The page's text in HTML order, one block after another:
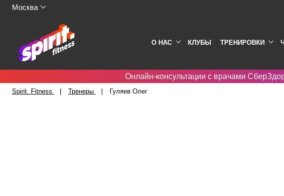
Москва
О НАС КЛУБЫ ТРЕНИРОВКИ
Онлайн-консультации с врачами
Spirit. Fitness Тренеры Гуляев Олег